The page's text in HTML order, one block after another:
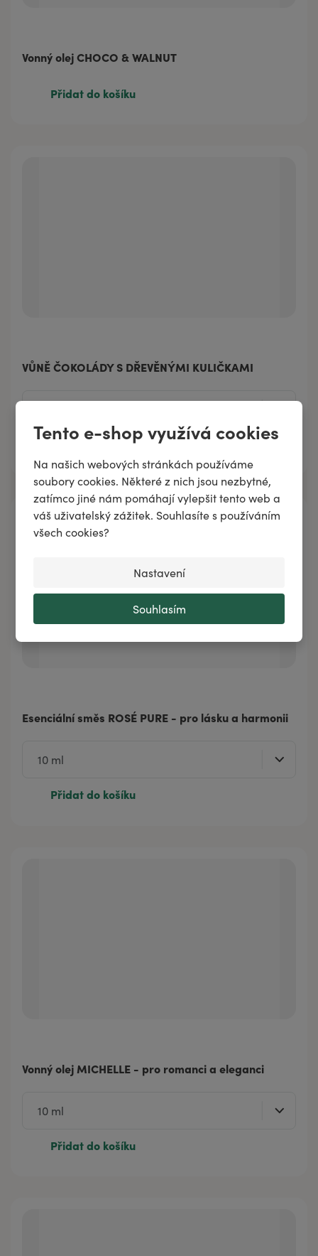
Tento e-shop využívá cookies
Na našich webových stránkách používáme
soubory cookies. Některé z nich jsou nezbytné,
zatímco jiné nám pomáhají vylepšit tento web a
váš uživatelský zážitek. Souhlasíte s používáním
všech cookies?
Nastavení
Souhlasím
Vonný olej CHOCO & WALNUT
Přidat do košíku
VŮNĚ ČOKOLÁDY S DŘEVĚNÝMI KULIČKAMI
Přidat do košíku
Esenciální směs ROSÉ PURE - pro lásku a harmonii
Přidat do košíku
Vonný olej MICHELLE - pro romanci a eleganci
Přidat do košíku